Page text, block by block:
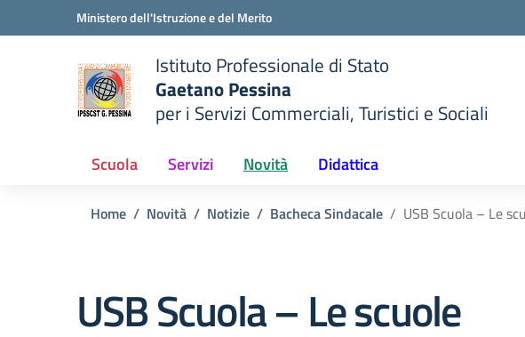
Vai ai contenuti
Vai al menu di navigazioneMinistero dell'Istruzione e del Merito
Istituto Professionale di Stato
Gaetano Pessina
per i Servizi Commerciali, Turistici e Sociali
Scuola Servizi Novità Didattica
Home Novità Notizie Bacheca Sindacale USB Scuola – Le
USB Scuola – Le scuole